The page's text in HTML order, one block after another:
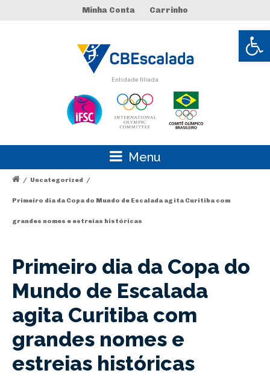
Abrir
Minha Conta Carrinho
Entidade filiada
Menu
/ Uncategorized /
Primeiro dia da Copa do Mundo de Escalada agita Curitiba com
grandes nomes e estreias históricas
Primeiro dia da Copa do
Mundo de Escalada
agita Curitiba com
grandes nomes e
estreias históricas